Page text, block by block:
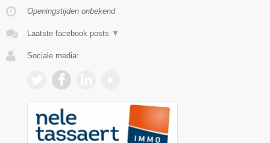
Openingstijden onbekend
Laatste facebook posts ▼
Sociale media: